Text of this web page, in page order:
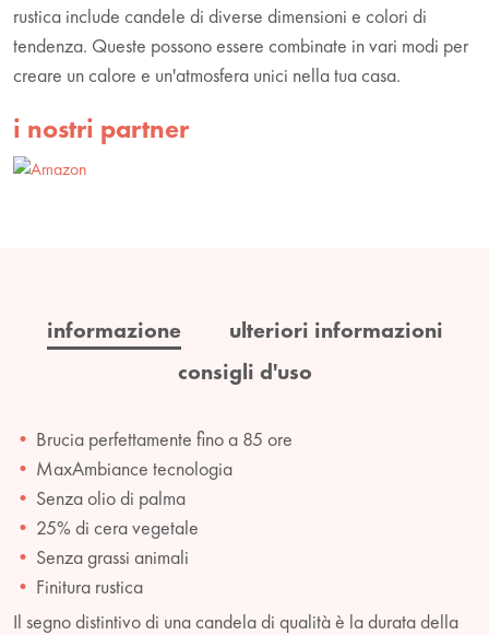
rustica include candele di diverse dimensioni e colori di
tendenza. Queste possono essere combinate in vari modi per
creare un calore e un'atmosfera unici nella tua casa.
i nostri partner
informazione
ulteriori informazioni
consigli d'uso
Brucia perfettamente fino a 85 ore
MaxAmbiance tecnologia
Senza olio di palma
25% di cera vegetale
Senza grassi animali
Finitura rustica
Il segno distintivo di una candela di qualità è la durata della